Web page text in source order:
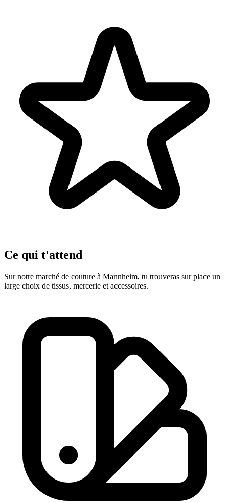
Ce qui t'attend
Sur notre marché de couture à Mannheim, tu trouveras sur place un
large choix de tissus, mercerie et accessoires.